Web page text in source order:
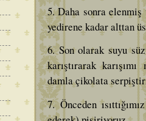
5. Daha sonra
yedirene kadar alttan
6. Son olarak suyu
karıştırarak
damla çikolata
7. Önceden